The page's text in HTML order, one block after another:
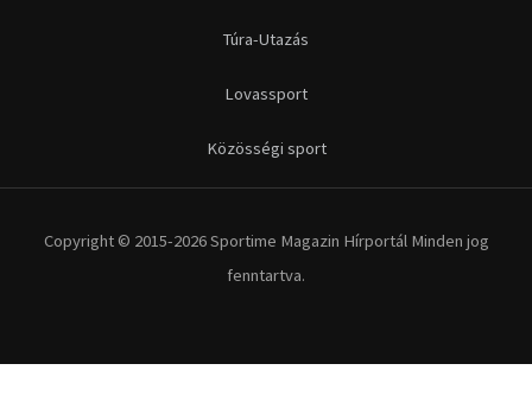
Túra-Utazás
Lovassport
Közösségi sport
Copyright © 2015-2026 Sportime Magazin Hírportál Minden jog
fenntartva.